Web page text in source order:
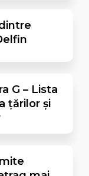
G – Lista
țărilor și